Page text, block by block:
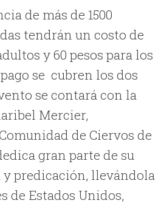
de más de 1500
tendrán un costo de
y 60 pesos para los
se cubren los dos
se contará con la
Mercier,
de Ciervos de
gran parte de su
y predicación, llevándola
de Estados Unidos,